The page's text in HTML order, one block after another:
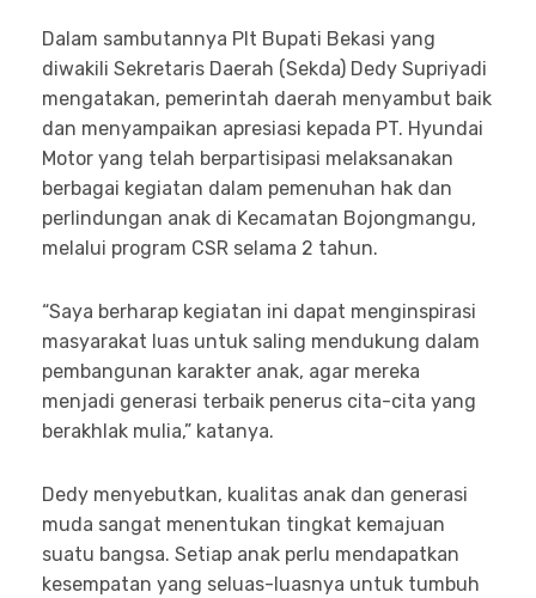
Dalam sambutannya Plt Bupati Bekasi yang
diwakili Sekretaris Daerah (Sekda) Dedy Supriyadi
mengatakan, pemerintah daerah menyambut baik
dan menyampaikan apresiasi kepada PT. Hyundai
Motor yang telah berpartisipasi melaksanakan
berbagai kegiatan dalam pemenuhan hak dan
perlindungan anak di Kecamatan Bojongmangu,
melalui program CSR selama 2 tahun.
“Saya berharap kegiatan ini dapat menginspirasi
masyarakat luas untuk saling mendukung dalam
pembangunan karakter anak, agar mereka
menjadi generasi terbaik penerus cita-cita yang
berakhlak mulia,” katanya.
Dedy menyebutkan, kualitas anak dan generasi
muda sangat menentukan tingkat kemajuan
suatu bangsa. Setiap anak perlu mendapatkan
kesempatan yang seluas-luasnya untuk tumbuh